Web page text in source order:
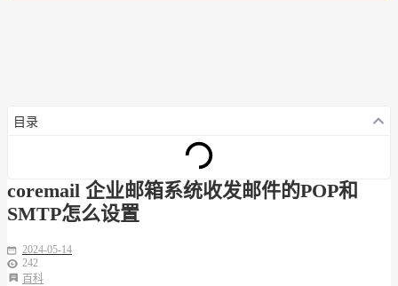
目录
coremail 企业邮箱系统收发邮件的POP和
SMTP怎么设置
2024-05-14
242
百科